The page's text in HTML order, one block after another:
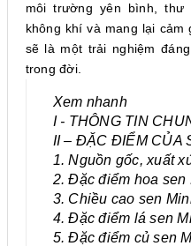
môi trường yên bình, thư
không khí và mang lại cảm
sẽ là một trải nghiệm
trong đời.
Xem nhanh
I - THÔNG TIN
II – ĐẶC ĐIỂM CỦA
1. Nguồn gốc, xuất
2. Đặc điểm hoa
3. Chiều cao sen
4. Đặc điểm lá sen
5. Đặc điểm củ sen